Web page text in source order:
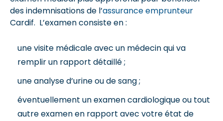
des indemnisations de l’assurance emprunteur
Cardif. L’examen consiste en :
une visite médicale avec un médecin qui va
remplir un rapport détaillé ;
une analyse d’urine ou de sang ;
éventuellement un examen cardiologique ou tout
autre examen en rapport avec votre état de